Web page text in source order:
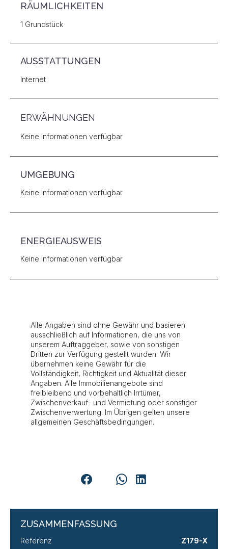
RÄUMLICHKEITEN
1 Grundstück
AUSSTATTUNGEN
Internet
ERWÄHNUNGEN
Keine Informationen verfügbar
UMGEBUNG
Keine Informationen verfügbar
ENERGIEAUSWEIS
Keine Informationen verfügbar
Alle Angaben sind ohne Gewähr und basieren
ausschließlich auf Informationen, die uns von
unserem Auftraggeber, sowie von sonstigen
Dritten zur Verfügung gestellt wurden. Wir
übernehmen keine Gewähr für die
Vollständigkeit, Richtigkeit und Aktualität dieser
Angaben. Alle Immobilienangebote sind
freibleibend und vorbehaltlich Irrtümer,
Zwischenverkauf- und Vermietung oder sonstiger
Zwischenverwertung. Im Übrigen gelten unsere
allgemeinen Geschäftsbedingungen.
ZUSAMMENFASSUNG
Referenz
Z179-X